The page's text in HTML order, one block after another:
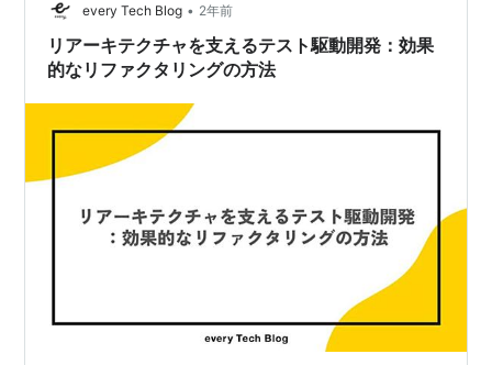
every Tech Blog • 2年前
リアーキテクチャを支えるテスト駆動開発：効果
的なリファクタリングの方法